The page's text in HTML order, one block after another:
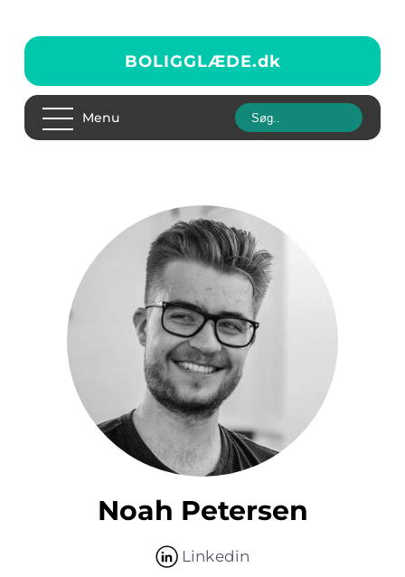
BOLIGGLÆDE.dk
Menu
Noah Petersen
Linkedin